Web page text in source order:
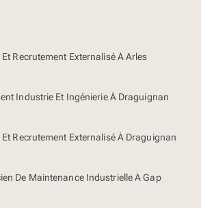
Recrutement Externalisé À Arles
Industrie Et Ingénierie À Draguignan
Recrutement Externalisé À Draguignan
De Maintenance Industrielle À Gap